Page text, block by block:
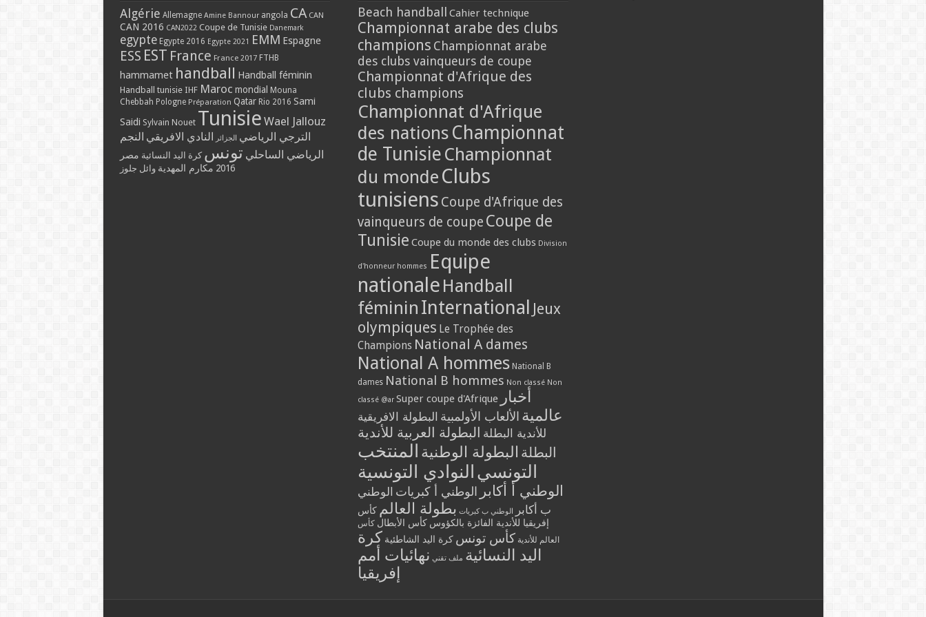
Algérie Allemagne Amine Bannour angola CA CAN
CAN 2016 CAN2022 Coupe de Tunisie Danemark
egypte Egypte 2016 Egypte 2021 EMM Espagne
ESS EST France France 2017 FTHB
hammamet handball Handball féminin
Handball tunisie IHF Maroc mondial Mouna
Chebbah Pologne Préparation Qatar Rio 2016 Sami
Saidi Sylvain Nouet Tunisie Wael Jallouz
الترجي الرياضي الجزائر النادي الافريقي النجم
الرياضي الساحلي تونس كرة اليد النسائية مصر
2016 مكارم المهدية وائل جلوز
Beach handball Cahier technique
Championnat arabe des clubs
champions Championnat arabe
des clubs vainqueurs de coupe
Championnat d'Afrique des
clubs champions
Championnat d'Afrique
des nations Championnat
de Tunisie Championnat
du monde Clubs
tunisiens Coupe d'Afrique des
vainqueurs de coupe Coupe de
Tunisie Coupe du monde des clubs Division
d'honneur hommes Equipe
nationale Handball
féminin International Jeux
olympiques Le Trophée des
Champions National A dames
National A hommes National B
dames National B hommes Non classé Non
classé @ar Super coupe d'Afrique أخبار
عالمية الألعاب الأولمبية البطولة الافريقية
للأندية البطلة البطولة العربية للأندية
البطلة البطولة الوطنية المنتخب
التونسي النوادي التونسية
الوطني أ أكابر الوطني أ كبريات الوطني
ب أكابر
الوطني ب كبريات بطولة العالم كأس
إفريقيا للأندية الفائزة بالكؤوس كأس الأبطال كأس
العالم للأندية كأس تونس كرة اليد الشاطئية كرة
اليد النسائية ملف تقني نهائيات أمم
إفريقيا